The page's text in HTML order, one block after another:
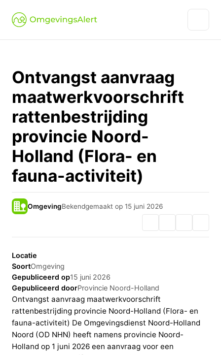
Ontvangst aanvraag
maatwerkvoorschrift
rattenbestrijding
provincie Noord-
Holland (Flora- en
fauna-activiteit)
OmgevingBekendgemaakt op 15 juni 2026
Locatie
SoortOmgeving
Gepubliceerd op15 juni 2026
Gepubliceerd doorProvincie Noord-Holland
Ontvangst aanvraag maatwerkvoorschrift
rattenbestrijding provincie Noord-Holland (Flora- en
fauna-activiteit) De Omgevingsdienst Noord-Holland
Noord (OD NHN) heeft namens provincie Noord-
Holland op 1 juni 2026 een aanvraag voor een